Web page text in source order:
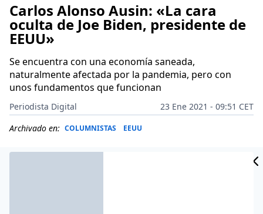
Carlos Alonso Ausin: «La cara
oculta de Joe Biden, presidente de
EEUU»
Se encuentra con una economía saneada,
naturalmente afectada por la pandemia, pero con
unos fundamentos que funcionan
Periodista Digital
23 Ene 2021 - 09:51 CET
Archivado en: COLUMNISTAS EEUU